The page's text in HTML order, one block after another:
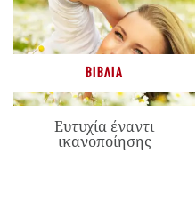
ΒΙΒΛΊΑ
Ευτυχία έναντι
ικανοποίησης